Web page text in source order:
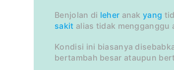
Benjolan di leher anakyang
sakit alias tidak mengganggu
Kondisi ini biasanya
bertambah besar ataupun